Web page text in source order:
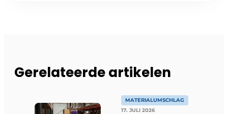
Gerelateerde artikelen
MATERIALUMSCHLAG
17. JULI 2026